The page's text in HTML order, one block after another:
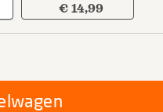
€ 14,99